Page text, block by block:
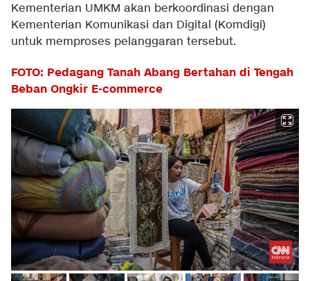
Kementerian UMKM akan berkoordinasi dengan
Kementerian Komunikasi dan Digital (Komdigi)
untuk memproses pelanggaran tersebut.
FOTO: Pedagang Tanah Abang Bertahan di Tengah
Beban Ongkir E-commerce